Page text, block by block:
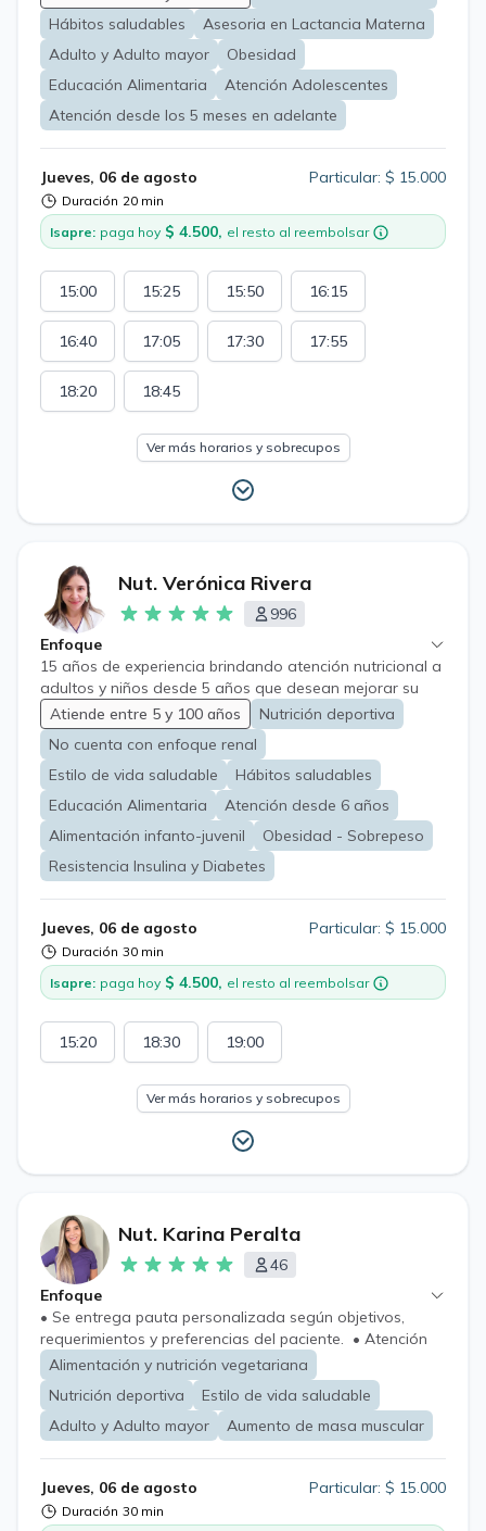
de salud y bienestar, ofreciendo apoyo constante y
personalizado. Juntos, trabajamos de manera realista y
sin juicios, para encontrar soluciones que se adapten a
tus necesidades y estilo de vida, siempre buscando un
equilibrio que te haga sentir bien y te ayude a lograr lo
que te propones.
Hábitos saludables
Asesoria en Lactancia Materna
Adulto y Adulto mayor
Obesidad
Educación Alimentaria
Atención Adolescentes
Atención desde los 5 meses en adelante
Jueves, 06 de agosto
Duración 20 min
Particular: $ 15.000
Isapre: paga hoy $ 4.500, el resto al reembolsar
15:00 15:25 15:50 16:15
16:40 17:05 17:30 17:55
18:20 18:45
Ver más horarios y sobrecupos
Nut. Verónica Rivera
996
Enfoque
15 años de experiencia brindando atención nutricional a
adultos y niños desde 5 años que desean mejorar su
salud y bienestar a través de una alimentación
equilibrada y sostenible. Trabajo con personas que
presentan o buscan prevenir distintas condiciones, tales
como: • Sobrepeso y obesidad • Vegetarianos y
veganos • Diabetes e insulinoresistencia • Hipertensión
arterial • Colesterol y triglicéridos elevados • Embarazo
y lactancia • Personas físicamente activas que desean
optimizar su rendimiento y composición corporal • Pase
para cirugía bariátrica • SIBO • Certificado nutricional
Cada plan es personalizado, considerando tus objetivos,
hábitos y estilo de vida, con el propósito de
acompañarte en el logro de un cambio real y duradero.
Importante: No realizo atención a pacientes con
enfermedad renal.
Atiende entre 5 y 100 años
Nutrición deportiva
No cuenta con enfoque renal
Estilo de vida saludable
Hábitos saludables
Educación Alimentaria
Atención desde 6 años
Alimentación infanto-juvenil
Obesidad - Sobrepeso
Resistencia Insulina y Diabetes
Jueves, 06 de agosto
Duración 30 min
Particular: $ 15.000
Isapre: paga hoy $ 4.500, el resto al reembolsar
15:20 18:30 19:00
Ver más horarios y sobrecupos
Nut. Karina Peralta
46
Enfoque
• Se entrega pauta personalizada según objetivos,
requerimientos y preferencias del paciente. • Atención
nutricional de adolescentes, adultos y adultos mayores.
• Educación alimentaria. • Estrategias nutricionales
para enfermedades crónicas (dislipidemias, diabetes
mellitus, hipertensión arterial), resistencia a la insulina,
colesterol elevado, control de peso o cambios en la
de masa muscular)
Alimentación y nutrición vegetariana
Nutrición deportiva
Estilo de vida saludable
Adulto y Adulto mayor
Aumento de masa muscular
Jueves, 06 de agosto
Duración 30 min
Particular: $ 15.000